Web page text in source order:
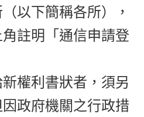
以下簡稱各所），
註明「通信申請登
權利書狀者，須另
政府機關之行政措